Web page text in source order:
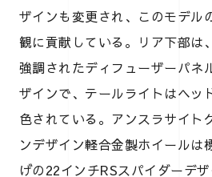
ザインも変更され、このモデル
観に貢献している。リア下部は
強調されたディフューザーパネ
ザインで、テールライトはヘッ
色されている。アンスラサイト
ンデザイン軽合金製ホイールは
げの22インチRSスパイダーデ